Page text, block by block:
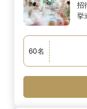
招
挙
60名